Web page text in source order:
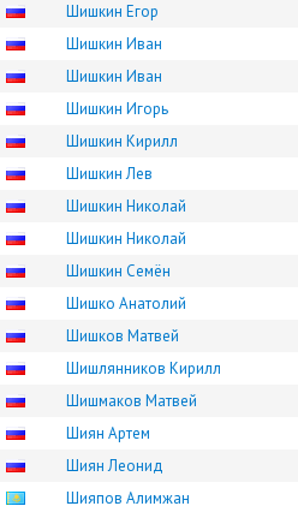
Шишкин Егор
Шишкин Иван
Шишкин Иван
Шишкин Игорь
Шишкин Кирилл
Шишкин Лев
Шишкин Николай
Шишкин Николай
Шишкин Семён
Шишко Анатолий
Шишков Матвей
Шишлянников Кирилл
Шишмаков Матвей
Шиян Артем
Шиян Леонид
Шияпов Алимжан